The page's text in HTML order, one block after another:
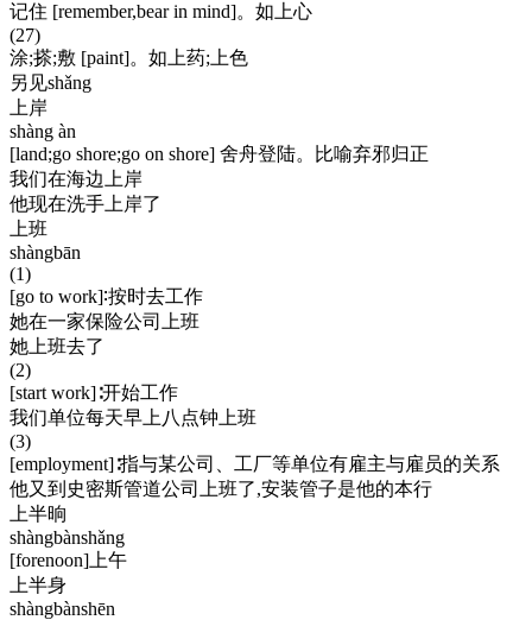
记住 [remember,bear in mind]。如上心
(27)
涂;搽;敷 [paint]。如上药;上色
另见shǎng
上岸
shàng àn
[land;go shore;go on shore] 舍舟登陆。比喻弃邪归正
我们在海边上岸
他现在洗手上岸了
上班
shàngbān
(1)
[go to work]∶按时去工作
她在一家保险公司上班
她上班去了
(2)
[start work]∶开始工作
我们单位每天早上八点钟上班
(3)
[employment]∶指与某公司、工厂等单位有雇主与雇员的关系
他又到史密斯管道公司上班了,安装管子是他的本行
上半晌
shàngbànshǎng
[forenoon]上午
上半身
shàngbànshēn